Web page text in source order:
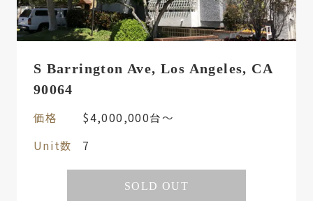
S Barrington Ave, Los Angeles, CA
90064
価格
$4,000,000台〜
Unit数
7
SOLD OUT